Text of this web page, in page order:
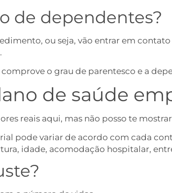
de dependentes?
ou seja, vão entrar em
o grau de parentesco e a
de saúde
reais aqui, mas não posso te
pode variar de acordo com cada
idade, acomodação hospitalar,